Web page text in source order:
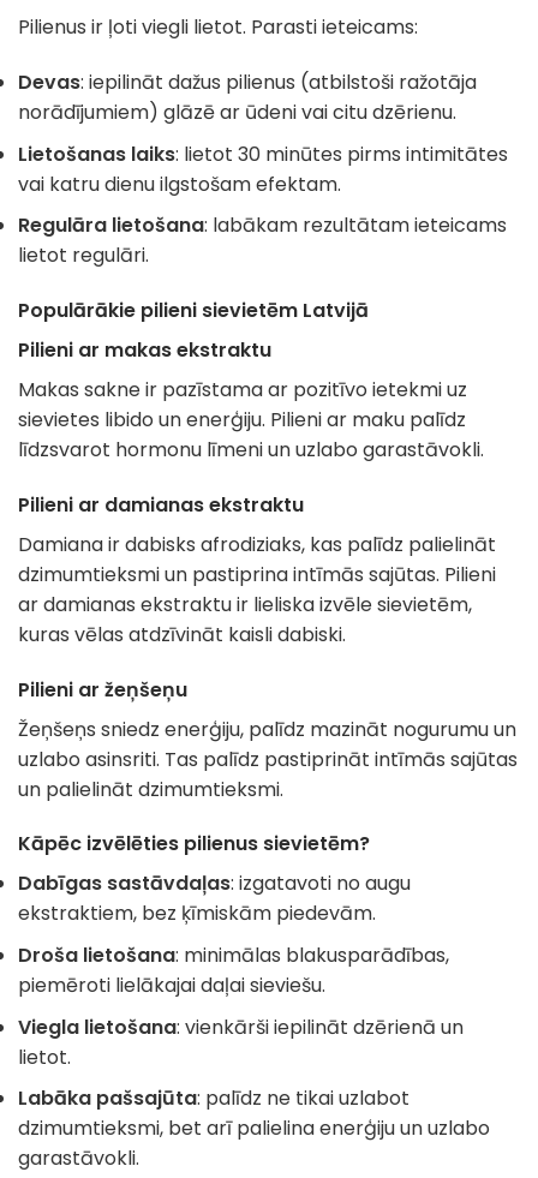
Pilienus ir ļoti viegli lietot. Parasti ieteicams:
Devas: iepilināt dažus pilienus (atbilstoši ražotāja
norādījumiem) glāzē ar ūdeni vai citu dzērienu.
Lietošanas laiks: lietot 30 minūtes pirms intimitātes
vai katru dienu ilgstošam efektam.
Regulāra lietošana: labākam rezultātam ieteicams
lietot regulāri.
Populārākie pilieni sievietēm Latvijā
Pilieni ar makas ekstraktu
Makas sakne ir pazīstama ar pozitīvo ietekmi uz
sievietes libido un enerģiju. Pilieni ar maku palīdz
līdzsvarot hormonu līmeni un uzlabo garastāvokli.
Pilieni ar damianas ekstraktu
Damiana ir dabisks afrodiziaks, kas palīdz palielināt
dzimumtieksmi un pastiprina intīmās sajūtas. Pilieni
ar damianas ekstraktu ir lieliska izvēle sievietēm,
kuras vēlas atdzīvināt kaisli dabiski.
Pilieni ar žeņšeņu
Žeņšeņs sniedz enerģiju, palīdz mazināt nogurumu un
uzlabo asinsriti. Tas palīdz pastiprināt intīmās sajūtas
un palielināt dzimumtieksmi.
Kāpēc izvēlēties pilienus sievietēm?
Dabīgas sastāvdaļas: izgatavoti no augu
ekstraktiem, bez ķīmiskām piedevām.
Droša lietošana: minimālas blakusparādības,
piemēroti lielākajai daļai sieviešu.
Viegla lietošana: vienkārši iepilināt dzērienā un
lietot.
Labāka pašsajūta: palīdz ne tikai uzlabot
dzimumtieksmi, bet arī palielina enerģiju un uzlabo
garastāvokli.